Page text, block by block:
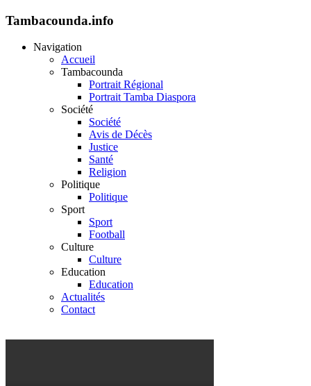
Tambacounda.info
Navigation
Accueil
Tambacounda
Portrait Régional
Portrait Tamba Diaspora
Société
Société
Avis de Décès
Justice
Santé
Religion
Politique
Politique
Sport
Sport
Football
Culture
Culture
Education
Education
Actualités
Contact